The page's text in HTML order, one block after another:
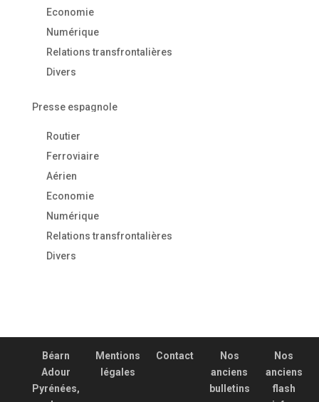
Economie
Numérique
Relations transfrontalières
Divers
Presse espagnole
Routier
Ferroviaire
Aérien
Economie
Numérique
Relations transfrontalières
Divers
Béarn
Adour
Pyrénées,
Mentions
légales
Contact
Nos
anciens
bulletins
Nos
anciens
flash